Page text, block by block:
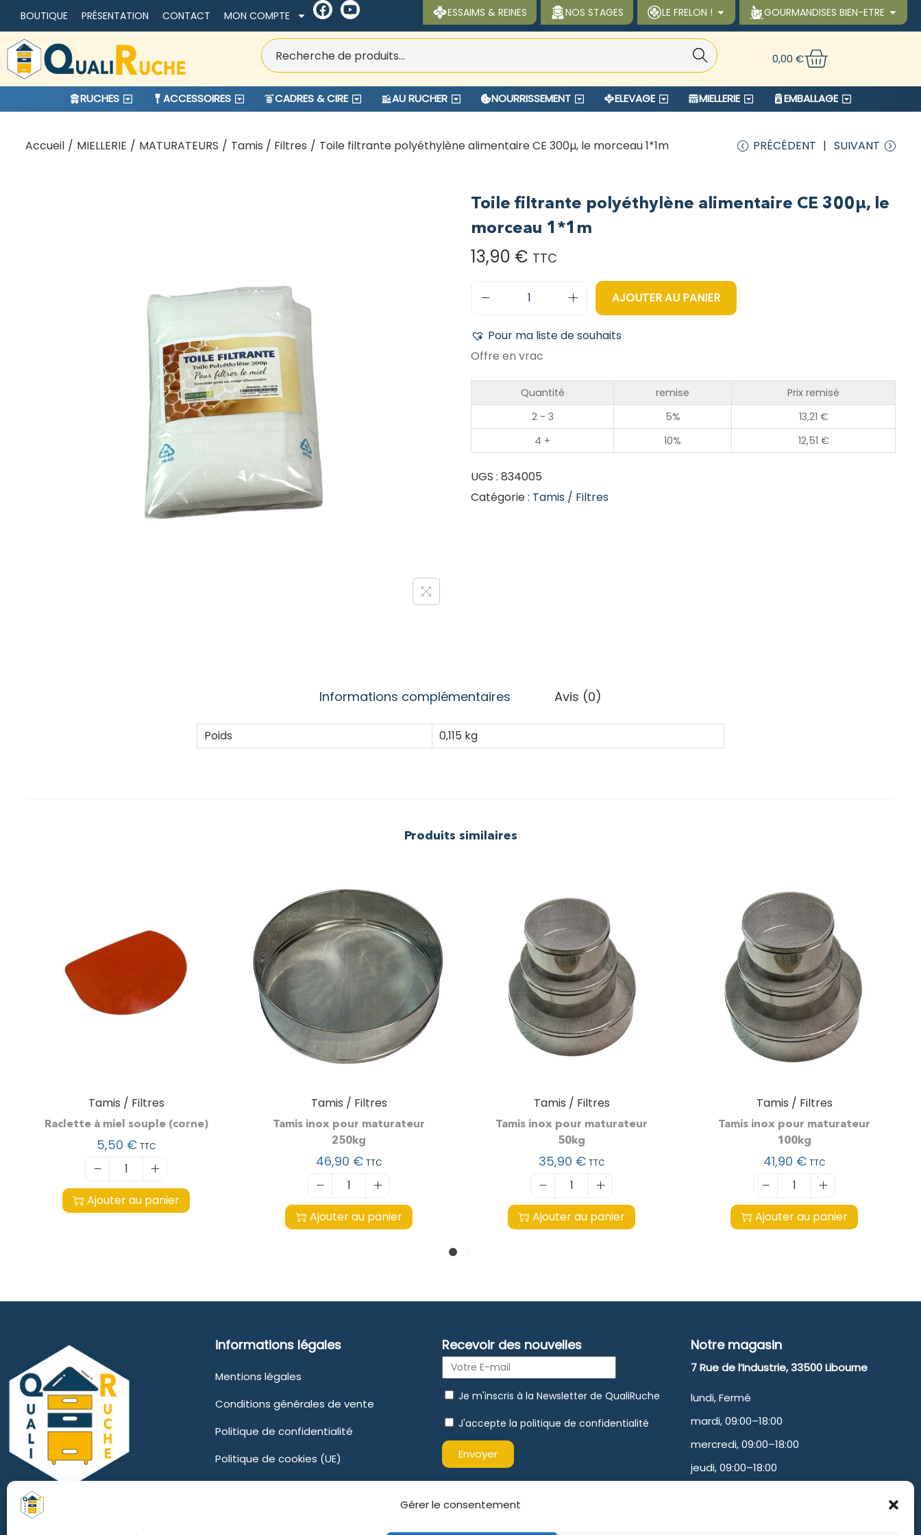
Gérer le consentement
BOUTIQUE PRÉSENTATION CONTACT MON COMPTE ESSAIMS & REINES NOS STAGES LE FRELON ! GOURMANDISES BIEN-ETRE
Reche
rche
0,00€
RUCHES ACCESSOIRES CADRES & CIRE AU RUCHER NOURRISSEMENT ELEVAGE MIELLERIE EMBALLAGE
Accueil / MIELLERIE / MATURATEURS / Tamis / Filtres / Toile filtrante polyéthylène alimentaire CE 300µ, le morceau 1*1m PRÉCÉDENT SUIVANT
Toile filtrante polyéthylène alimentaire CE 300µ, le
morceau 1*1m
13,90 € TTC
AJOUTER AU PANIER
Pour ma liste de souhaits
Offre en vrac
Quantité remise
Prix remisé
2 - 3
5% 13,21 €
4 +
10% 12,51 €
UGS : 834005
Catégorie : Tamis / Filtres
Informations complémentaires Avis (0)
Poids 0,115 kg
Produits similaires
Tamis / Filtres
Raclette à miel souple (corne)
5,50 € TTC
Ajouter au panier
Tamis / Filtres
Tamis inox pour maturateur
250kg
46,90 € TTC
Ajouter au panier
Tamis / Filtres
Tamis inox pour maturateur
50kg
35,90 € TTC
Ajouter au panier
Tamis / Filtres
Tamis inox pour maturateur
100kg
41,90 € TTC
Ajouter au panier
informations légales
Mentions légales
Conditions générales de vente
Politique de confidentialité
Politique de cookies (UE)
Recevoir des nouvelles
Je m'inscris à la Newsletter de QualiRuche
J'accepte la politique de confidentialité
Envoyer
Notre magasin
7 Rue de l’Industrie, 33500 Libourne
lundi, Fermé
mardi, 09:00–18:00
mercredi, 09:00–18:00
jeudi, 09:00–18:00